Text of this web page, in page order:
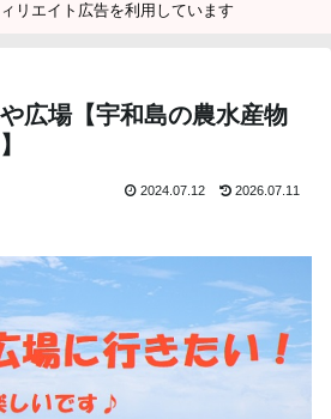
リエイト広告を利用しています
広場【宇和島の農水産物
2024.07.12 2026.07.11